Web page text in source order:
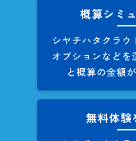
概算シミ
シヤチハタクラウ
オプションなどを
と概算の金額
無料体験